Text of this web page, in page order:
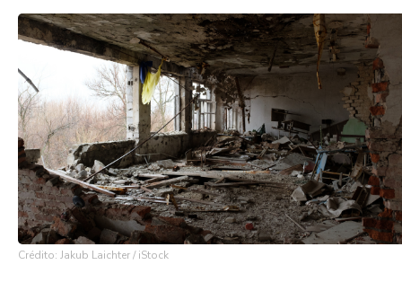
Crédito: Jakub Laichter / iStock